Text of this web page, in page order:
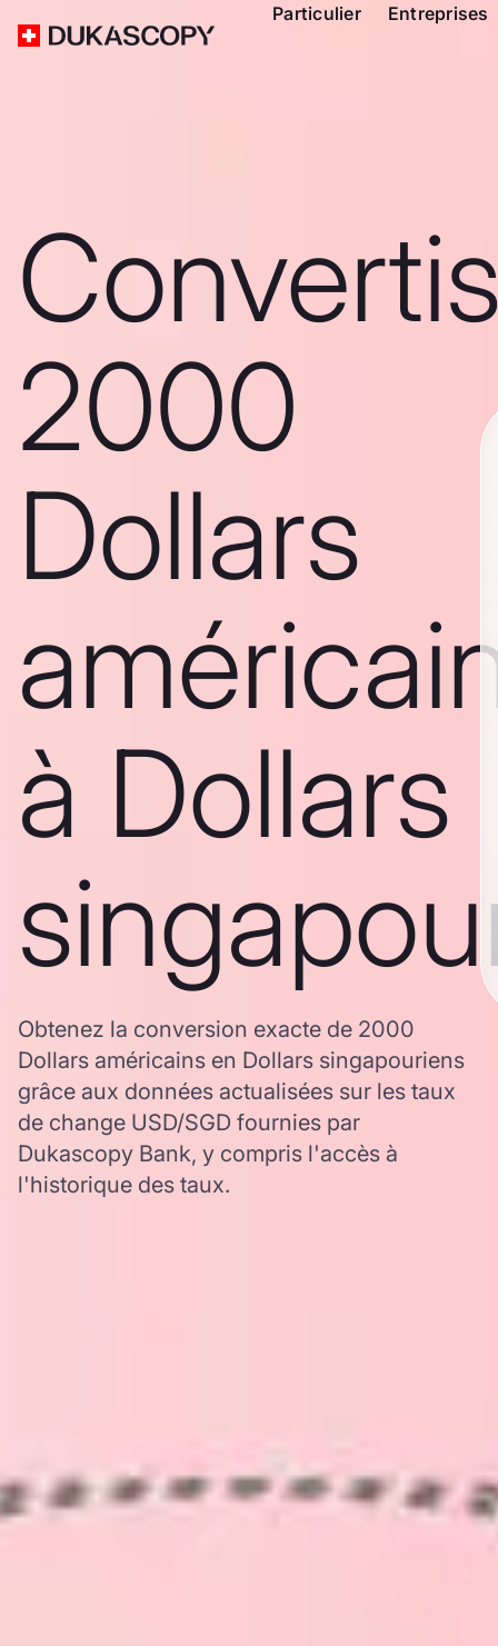
Particulier Entreprises
2000
Dollars
à Dollars
Obtenez la conversion exacte de 2000
Dollars américains en Dollars singapouriens
grâce aux données actualisées sur les taux
de change USD/SGD fournies par
Dukascopy Bank, y compris l'accès à
l'historique des taux.